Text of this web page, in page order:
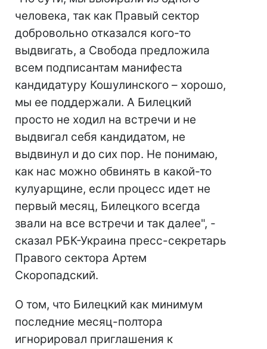
человека, так как Правый сектор
добровольно отказался кого-то
выдвигать, а Свобода предложила
всем подписантам манифеста
кандидатуру Кошулинского – хорошо,
мы ее поддержали. А Билецкий
просто не ходил на встречи и не
выдвигал себя кандидатом, не
выдвинул и до сих пор. Не понимаю,
как нас можно обвинять в какой-то
кулуарщине, если процесс идет не
первый месяц, Билецкого всегда
звали на все встречи и так далее", -
сказал РБК-Украина пресс-секретарь
Правого сектора Артем
Скоропадский.
О том, что Билецкий как минимум
последние месяц-полтора
игнорировал приглашения к